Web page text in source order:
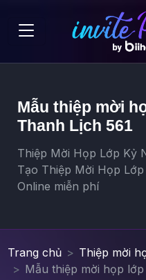
Mẫu thiệp mời
Thanh Lịch 561
Thiệp Mời Họp Lớp Kỷ
Tạo Thiệp Mời Họp
Online miễn phí
Trang chủ
Thiệp mời
Mẫu thiệp mời họp